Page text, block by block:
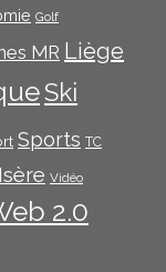
Golf
MR Liège
Ski
Sports TC
Vidéo
2.0